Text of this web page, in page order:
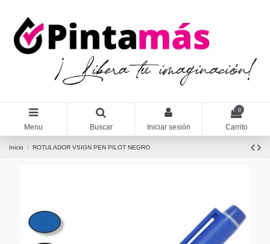
Menu Buscar Iniciar sesión
0
Carrito
Inicio ROTULADOR VSIGN PEN PILOT NEGRO